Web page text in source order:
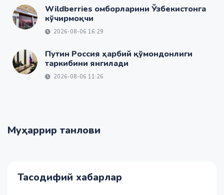
Wildberries омборларини Ўзбекистонга
кўчирмоқчи
2026-08-06 16:29
Путин Россия ҳарбий қўмондонлиги
таркибини янгилади
2026-08-06 11:26
Муҳаррир танлови
Тасодифий хабарлар